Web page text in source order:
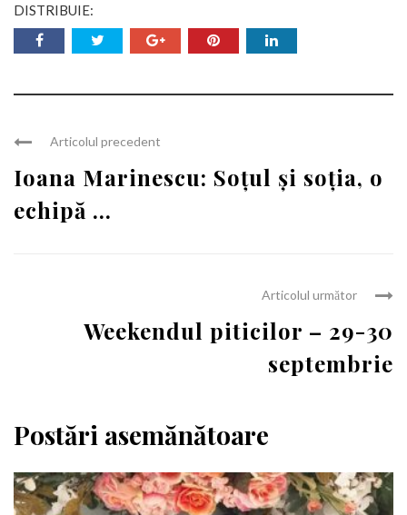
DISTRIBUIE:
Articolul precedent
Ioana Marinescu: Soțul și soția, o
echipă ...
Articolul următor
Weekendul piticilor – 29-30
septembrie
Postări asemănătoare